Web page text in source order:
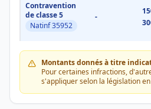
Contravention
de classe 5
Natinf 35952
-
Montants donnés à titre
Pour certaines infractions,
s'appliquer selon la législation